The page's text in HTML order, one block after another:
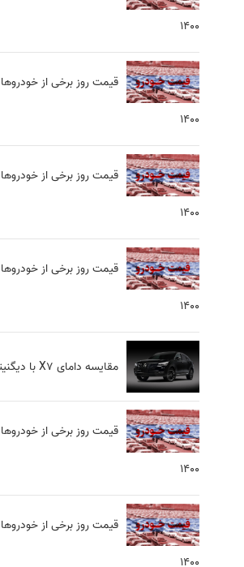
1400
1400
1400
1400
مقایسه دامای X7 با دیگنیتی
1400
1400